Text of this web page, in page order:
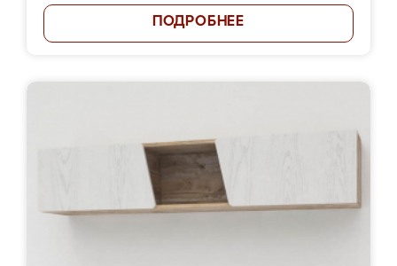
ПОДРОБНЕЕ